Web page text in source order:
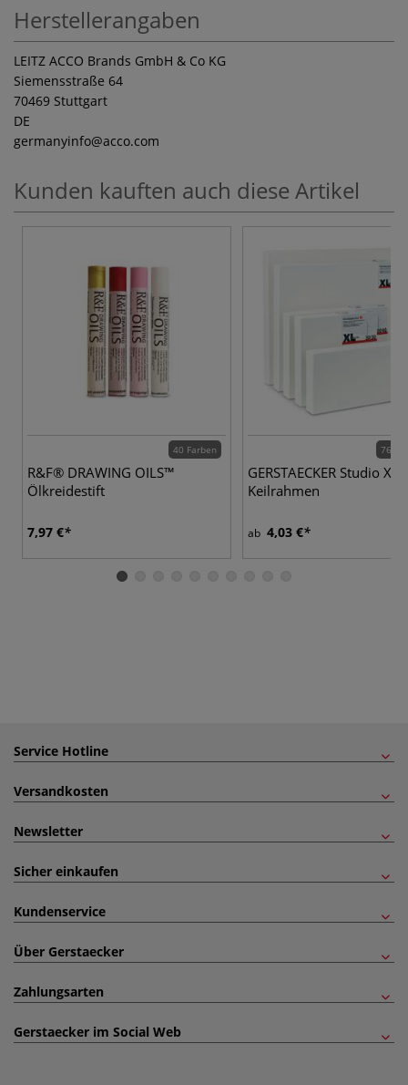
Herstellerangaben
LEITZ ACCO Brands GmbH & Co KG
Siemensstraße 64
70469 Stuttgart
DE
germanyinfo@acco.com
Kunden kauften auch diese Artikel
40 Farben
R&F® DRAWING OILS™
Ölkreidestift
7,97 €
76
GERSTAECKER Studio XL
Keilrahmen
ab 4,03 €
Service Hotline
Versandkosten
Newsletter
Sicher einkaufen
Kundenservice
Über Gerstaecker
Zahlungsarten
Gerstaecker im Social Web